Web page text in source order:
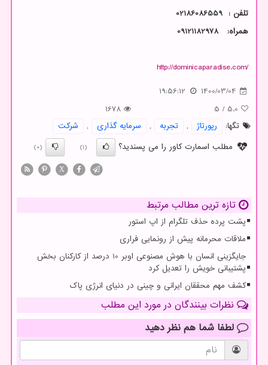
تلفن : 02186086559
همراه:
09121182978
http://dominicaparadise.com/
1400/03/04
19:56:12
5.0
/
5
1678
تگها:
رپورتاژ , تجربه , سرمایه گذاری ,
شركت
مطلب اسمارت کاور را می پسندید؟
(1)
(0)
X
تازه ترین مطالب مرتبط
پشت پرده حذف تلگرام از اپ استور
ملاقات محرمانه پیش از رونمایی فراری
جایگزینی انسان با هوش مصنوعی اوبر 10 درصد از کارکنان بخش
پشتیبانی خویش را تعدیل کرد
کشف مهم محققان ایرانی و چینی در دنیای انرژی پاک
نظرات بینندگان در مورد این مطلب
لطفا شما هم نظر دهید